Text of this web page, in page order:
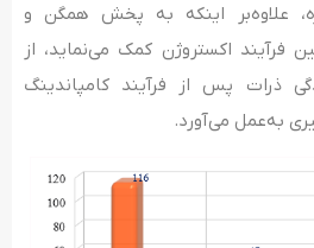
علاوه‌بر اینکه به پخش همگن و
فرآیند اکستروژن کمک می‌نماید، از
ذرات پس از فرآیند کامپاندینگ